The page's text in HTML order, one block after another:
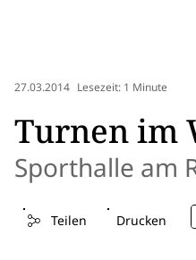
27.03.2014 Lesezeit: 1 Minute
Turnen im
Sporthalle am
Teilen Drucken